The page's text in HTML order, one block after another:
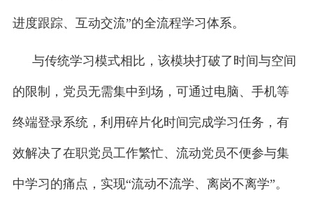
进度跟踪、互动交流”的全流程学习体系。
与传统学习模式相比，该模块打破了时间与空间
的限制，党员无需集中到场，可通过电脑、手机等
终端登录系统，利用碎片化时间完成学习任务，有
效解决了在职党员工作繁忙、流动党员不便参与集
中学习的痛点，实现“流动不流学、离岗不离学”。